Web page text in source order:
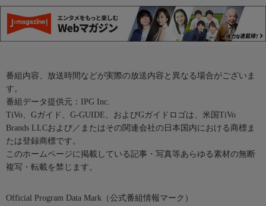
番組内容、放送時間などが実際の放送内容と異なる場合がございま
す。
番組データ提供元：IPG Inc.
TiVo、Gガイド、G-GUIDE、およびGガイドロゴは、米国TiVo
Brands LLCおよび／またはその関連会社の日本国内における商標ま
たは登録商標です。
このホームページに掲載している記事・写真等あらゆる素材の無断
複写・転載を禁じます。
Official Program Data Mark（公式番組情報マーク）